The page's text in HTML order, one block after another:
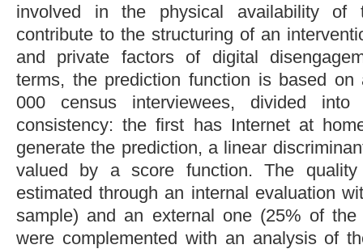
involved in the physical availability of
contribute to the structuring of an
and private factors of digital
terms, the prediction function is based
000 census interviewees, divided
consistency: the first has Internet at
generate the prediction, a linear
valued by a score function. The
estimated through an internal evaluation
sample) and an external one (25% of
were complemented with an analysis of